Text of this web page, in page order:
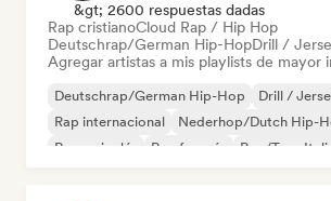
&gt; 2600 respuestas dadas
Rap cristianoCloud Rap / Hip Hop
Deutschrap/German Hip-HopDrill /
Agregar artistas a mis playlists de mayor
Deutschrap/German Hip-Hop Drill /
Rap internacional
Nederhop/Dutch Hip-
Rap en inglés
Rap francés Rap/Trap